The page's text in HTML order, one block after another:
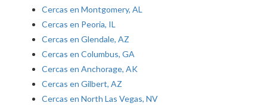
Cercas en Montgomery, AL
Cercas en Peoria, IL
Cercas en Glendale, AZ
Cercas en Columbus, GA
Cercas en Anchorage, AK
Cercas en Gilbert, AZ
Cercas en North Las Vegas, NV